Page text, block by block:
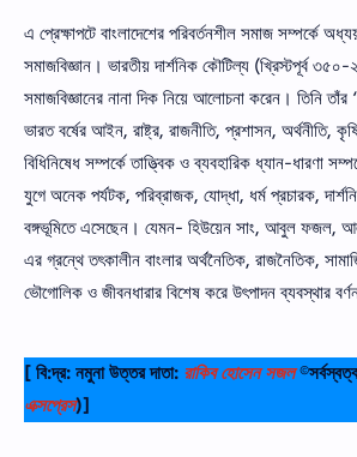
এ প্রেক্ষাপটে বাংলাদেশের পরিবর্তনশীল সমাজ সম্পর্কে
সমাজবিজ্ঞান। ভারতীয় দার্শনিক কৌটিল্য (খ্রিস্টপূর্ব ৩৫০-
সমাজবিজ্ঞানের নানা দিক নিয়ে আলােচনা করেন। তিনি তাঁর
ভারত বর্ষের আইন, রাষ্ট্র, রাজনীতি, প্রশাসন, অর্থনীতি,
বিধিনিষেধ সম্পর্কে তাত্ত্বিক ও ব্যবহারিক ধ্যান-ধারণা
যুগে অনেক পর্যটক, পরিব্রাজক, যােদ্ধা, ধর্ম প্রচারক,
বঙ্গভূমিতে এসেছেন। যেমন- হিউয়েন সাং, আবুল ফজল,
এর গ্রন্থে তৎকালীন বাংলার অর্থনৈতিক, রাজনৈতিক,
ভৌগােলিক ও জীবনধারার বিশেষ করে উৎপাদন ব্যবস্থার
[ বি:দ্র: নমুনা উত্তর দাতা: রাকিব হোসেন সজল
এক্সপ্রেস)]